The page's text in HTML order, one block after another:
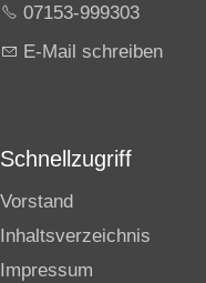
07153-999303
E-Mail schreiben
Schnellzugriff
Vorstand
Inhaltsverzeichnis
Impressum